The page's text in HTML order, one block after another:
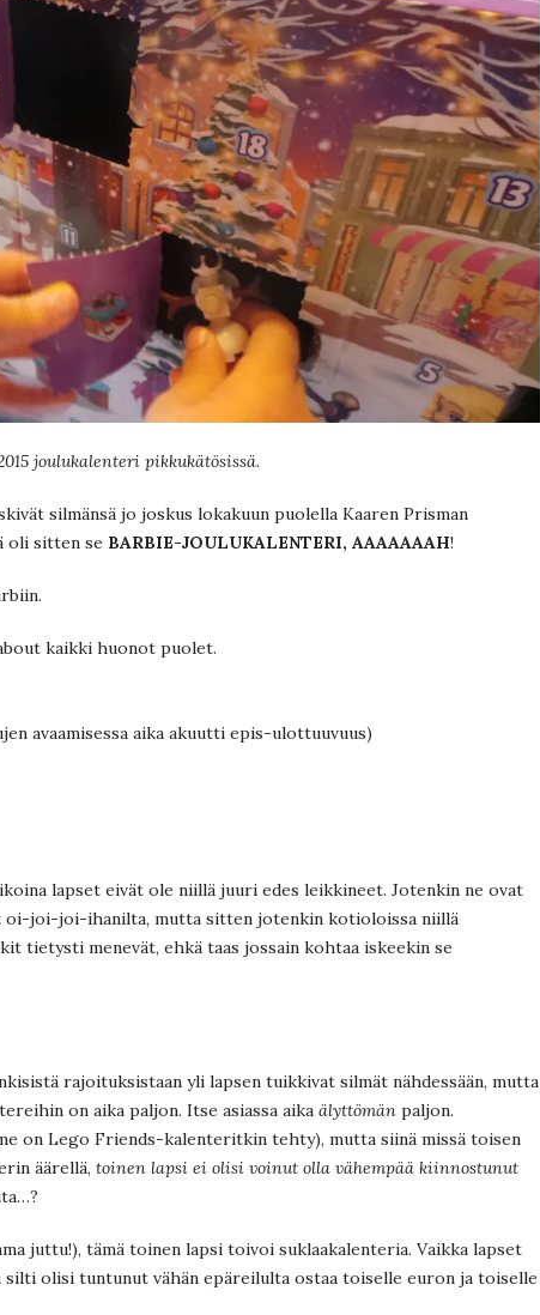
joulukalenteri pikkukätösissä.
silmänsä jo joskus lokakuun puolella Kaaren Prisman
oli sitten se BARBIE-JOULUKALENTERI, AAAAAAAH!
kaikki huonot puolet.
avaamisessa aika akuutti epis-ulottuuvuus)
lapset eivät ole niillä juuri edes leikkineet. Jotenkin ne ovat
oi-joi-joi-ihanilta, mutta sitten jotenkin kotioloissa niillä
tietysti menevät, ehkä taas jossain kohtaa iskeekin se
rajoituksistaan yli lapsen tuikkivat silmät nähdessään, mutta
on aika paljon. Itse asiassa aika älyttömän paljon.
on Lego Friends-kalenteritkin tehty), mutta siinä missä toisen
äärellä, toinen lapsi ei olisi voinut olla vähempää kiinnostunut
juttu!), tämä toinen lapsi toivoi suklaakalenteria. Vaikka lapset
olisi tuntunut vähän epäreilulta ostaa toiselle euron ja toiselle